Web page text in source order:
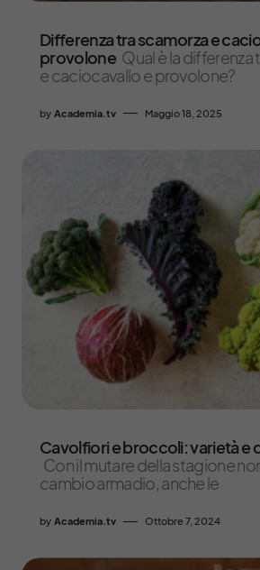
Differenza tra scamorza e
provolone Qual è la differenza
e caciocavallo e provolone?
by Academia.tv Maggio 18, 2025
Cavolfiori e broccoli: varietà e
Con il mutare della stagione
cambio armadio, anche le
by Academia.tv Ottobre 7, 2024